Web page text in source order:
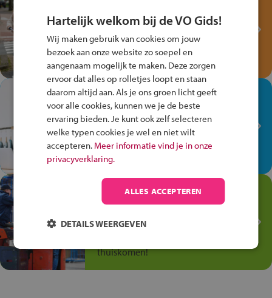
Fiets Veilig
Verkeersspel!
Speel het Fiets Veilig Verkeersspel
en win een Cortina-fiets!
In de winkel ben je op je
plek!
Ontdek via het vmbo jouw talent
op de winkelvloer, waar elke dag
anders is!
Jouw talent in de
Transport en Logistiek
Kies voor vmbo Transport en
thuiskomen!
Hartelijk welkom bij de VO Gids!
Wij maken gebruik van cookies om jouw
bezoek aan onze website zo soepel en
aangenaam mogelijk te maken. Deze zorgen
ervoor dat alles op rolletjes loopt en staan
daarom altijd aan. Als je ons groen licht geeft
voor alle cookies, kunnen we je de beste
ervaring bieden. Je kunt ook zelf selecteren
welke typen cookies je wel en niet wilt
accepteren. Meer informatie vind je in onze
privacyverklaring.
ALLES ACCEPTEREN
DETAILS WEERGEVEN